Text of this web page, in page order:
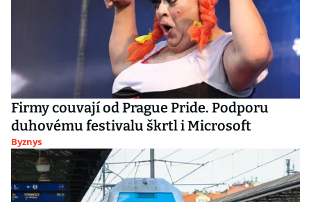
Firmy couvají od Prague Pride. Podporu
duhovému festivalu škrtl i Microsoft
Byznys